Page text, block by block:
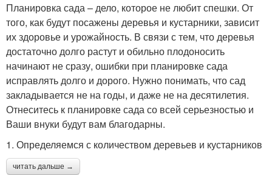
Планировка сада – дело, которое не любит спешки. От
того, как будут посажены деревья и кустарники, зависит
их здоровье и урожайность. В связи с тем, что деревья
достаточно долго растут и обильно плодоносить
начинают не сразу, ошибки при планировке сада
исправлять долго и дорого. Нужно понимать, что сад
закладывается не на годы, и даже не на десятилетия.
Отнеситесь к планировке сада со всей серьезностью и
Ваши внуки будут вам благодарны.
1. Определяемся с количеством деревьев и кустарников
читать дальше →